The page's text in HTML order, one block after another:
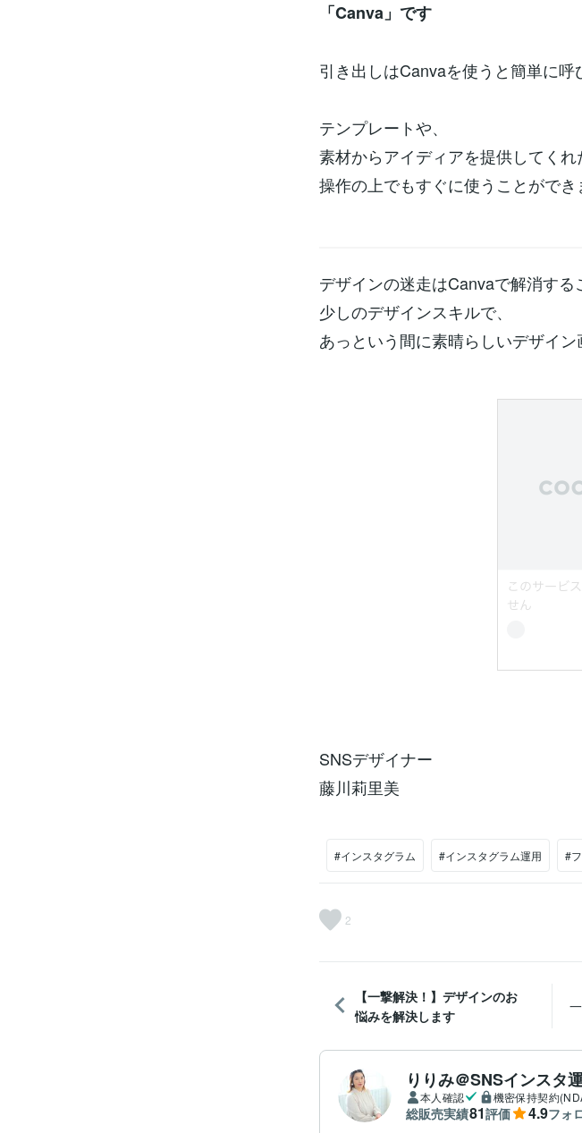
「Canva」です
引き出しはCanvaを使うと簡単に呼
テンプレートや、
素材からアイディアを提供してくれ
操作の上でもすぐに使うことができ
デザインの迷走はCanvaで解消する
少しのデザインスキルで、
あっという間に素晴らしいデザイン
SNSデザイナー
藤川莉里美
#インスタグラム #インスタグラム運用 #
2
【一撃解決！】デザインのお
悩みを解決します
りりみ＠SNSインスタ
本人確認 機密保持契約
総販売実績81評価 4.9フォ